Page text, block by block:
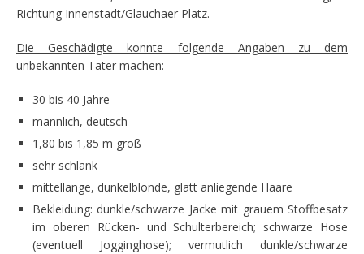
Richtung Innenstadt/Glauchaer Platz.
Die Geschädigte konnte folgende Angaben zu dem
unbekannten Täter machen:
30 bis 40 Jahre
männlich, deutsch
1,80 bis 1,85 m groß
sehr schlank
mittellange, dunkelblonde, glatt anliegende Haare
Bekleidung: dunkle/schwarze Jacke mit grauem Stoffbesatz
im oberen Rücken- und Schulterbereich; schwarze Hose
(eventuell Jogginghose); vermutlich dunkle/schwarze